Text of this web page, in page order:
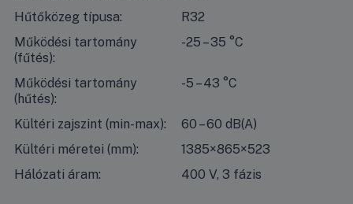
Hűtőközeg típusa:
R32
Működési tartomány
(fűtés):
-25 – 35 °C
Működési tartomány
(hűtés):
-5 – 43 °C
Kültéri zajszint (min-max):
60 – 60 dB(A)
Kültéri méretei (mm):
1385×865×523
Hálózati áram:
400 V, 3 fázis